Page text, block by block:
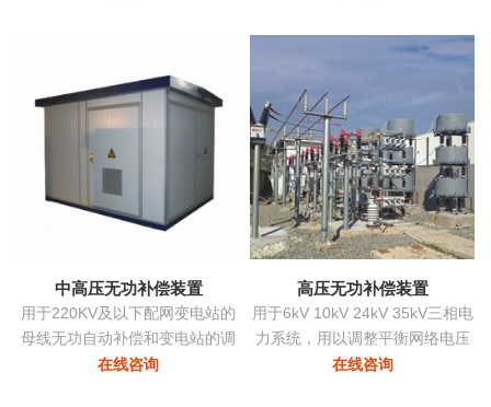
最佳点...
定、高效、优质地运行。在配电
网中将中小容量的ZRSVG装置安
装在某些特殊（如电弧炉）负荷
附近，可克服负荷三相不平衡、
提高功率因数、消除电压闪变和
电压波动、抑制谐波污染等并显
著改善电能质量...
中高压无功补偿装置
用于220KV及以下配网变电站的
母线无功自动补偿和变电站的调
压
在线咨询
高压无功补偿装置
用于6kV 10kV 24kV 35kV三相电
力系统，用以调整平衡网络电压
提高功率因数降低损耗提高供电
在线咨询